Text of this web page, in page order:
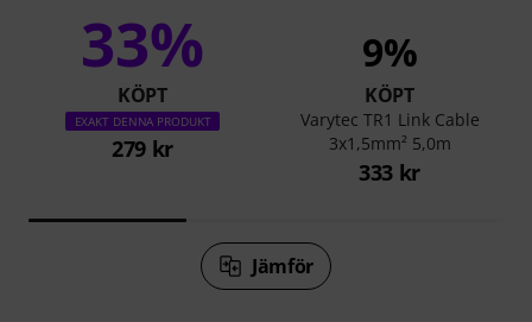
33%
KÖPT
EXAKT DENNA PRODUKT
279 kr
9%
KÖPT
Varytec TR1 Link Cable
3x1,5mm² 5,0m
333 kr
Jämför